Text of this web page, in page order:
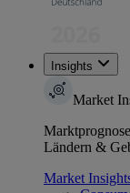
Insights
Market
Ländern &
Market